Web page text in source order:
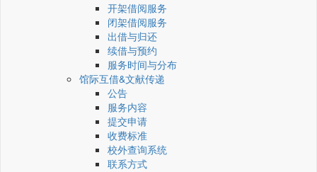
开架借阅服务
闭架借阅服务
出借与归还
续借与预约
服务时间与分布
馆际互借&文献传递
公告
服务内容
提交申请
收费标准
校外查询系统
联系方式